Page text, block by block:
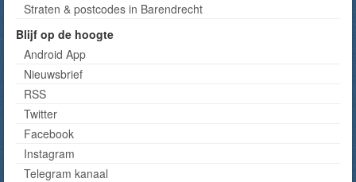
Straten & postcodes in Barendrecht
Blijf op de hoogte
Android App
Nieuwsbrief
RSS
Twitter
Facebook
Instagram
Telegram kanaal